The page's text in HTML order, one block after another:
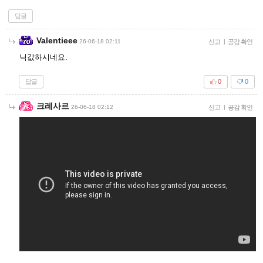
답글
Valentieee 26-06-18 02:11 신고 | 공감 확인
닉값하시네요.
답글 0
0
크레사르 26-06-18 02:12 신고 | 공감 확인